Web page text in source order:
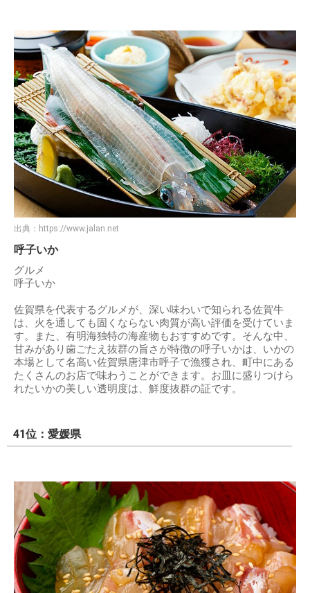
出典： https://www.jalan.net
呼子いか
グルメ
呼子いか
佐賀県を代表するグルメが、深い味わいで知られる佐賀牛
は、火を通しても固くならない肉質が高い評価を受けていま
す。また、有明海独特の海産物もおすすめです。そんな中、
甘みがあり歯ごたえ抜群の旨さが特徴の呼子いかは、いかの
本場として名高い佐賀県唐津市呼子で漁獲され、町中にある
たくさんのお店で味わうことができます。お皿に盛りつけら
れたいかの美しい透明度は、鮮度抜群の証です。
41位：愛媛県